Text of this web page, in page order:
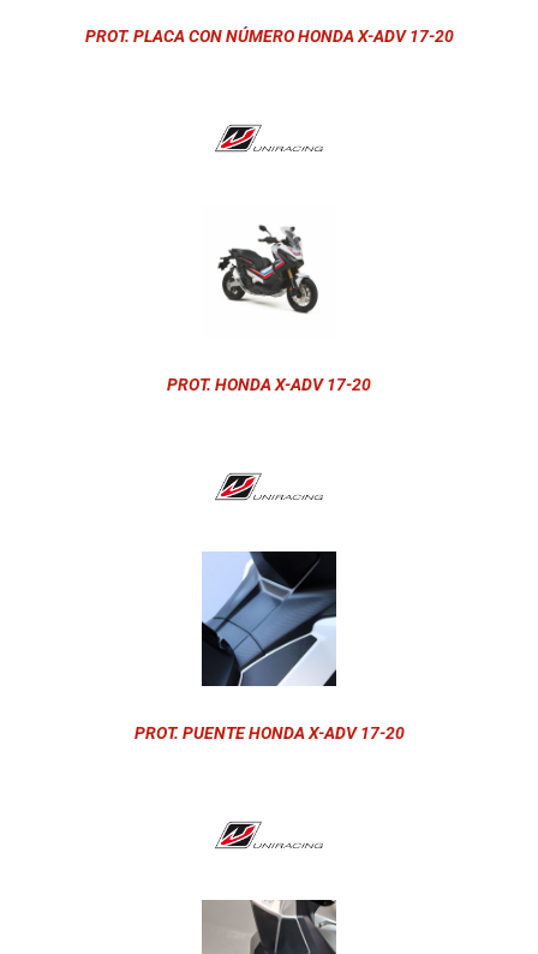
PROT. PLACA CON NÚMERO HONDA X-ADV 17-20
PROT. HONDA X-ADV 17-20
PROT. PUENTE HONDA X-ADV 17-20